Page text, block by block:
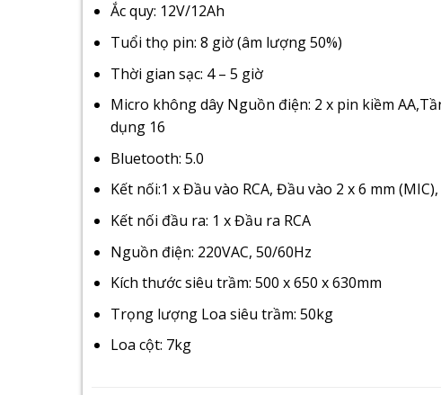
Ắc quy: 12V/12Ah
Tuổi thọ pin: 8 giờ (âm lượng 50%)
Thời gian sạc: 4 – 5 giờ
Micro không dây Nguồn điện: 2 x pin kiềm
dụng 16
Bluetooth: 5.0
Kết nối:1 x Đầu vào RCA, Đầu vào 2 x 6 mm
Kết nối đầu ra: 1 x Đầu ra RCA
Nguồn điện: 220VAC, 50/60Hz
Kích thước siêu trầm: 500 x 650 x 630mm
Trọng lượng Loa siêu trầm: 50kg
Loa cột: 7kg